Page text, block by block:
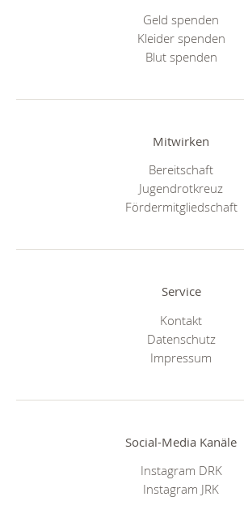
Geld spenden
Kleider spenden
Blut spenden
Mitwirken
Bereitschaft
Jugendrotkreuz
Fördermitgliedschaft
Service
Kontakt
Datenschutz
Impressum
Social-Media Kanäle
Instagram DRK
Instagram JRK